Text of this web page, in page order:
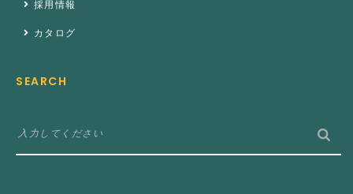
採用情報
カタログ
SEARCH